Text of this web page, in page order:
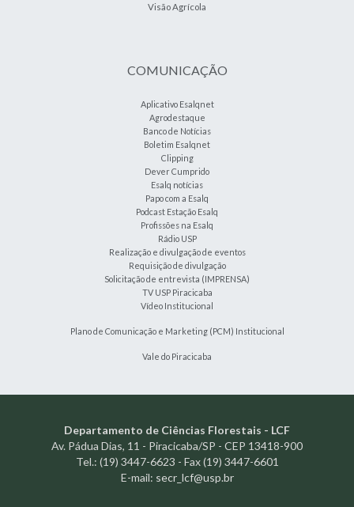
Visão Agrícola
COMUNICAÇÃO
Aplicativo Esalqnet
Agrodestaque
Banco de Notícias
Boletim Esalqnet
Clipping
Dever Cumprido
Esalq notícias
Papo com a Esalq
Podcast Estação Esalq
Profissões na Esalq
Rádio USP
Realização e divulgação de eventos
Requisição de divulgação
Solicitação de entrevista (IMPRENSA)
TV USP Piracicaba
Vídeo Institucional
Plano de Comunicação e Marketing (PCM) Institucional
Vale do Piracicaba
Departamento de Ciências Florestais - LCF
Av. Pádua Dias, 11 - Piracicaba/SP - CEP 13418-900
Tel.: (19) 3447-6623 - Fax (19) 3447-6601
E-mail: secr_lcf@usp.br